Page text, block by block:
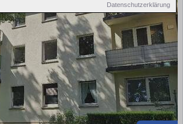
Datenschutzerklärung